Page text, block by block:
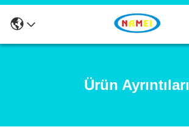
Ürün Ayrıntıları